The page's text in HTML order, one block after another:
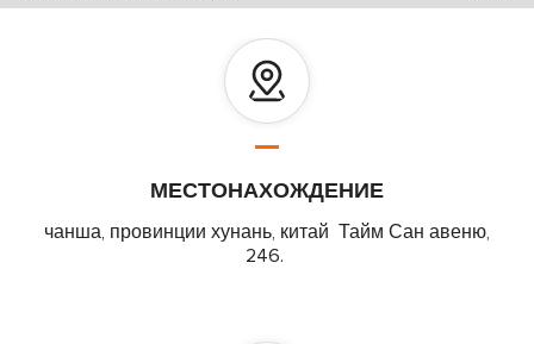
МЕСТОНАХОЖДЕНИЕ
чанша, провинции хунань, китай Тайм Сан авеню,
246.